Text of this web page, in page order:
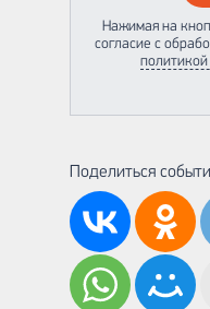
Нажимая на
согласие с
Поделиться